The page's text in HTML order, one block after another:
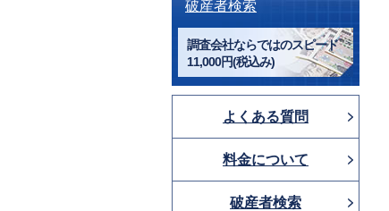
破産者検索
調査会社ならではのスピード
11,000円(税込み)
よくある質問
料金について
破産者検索